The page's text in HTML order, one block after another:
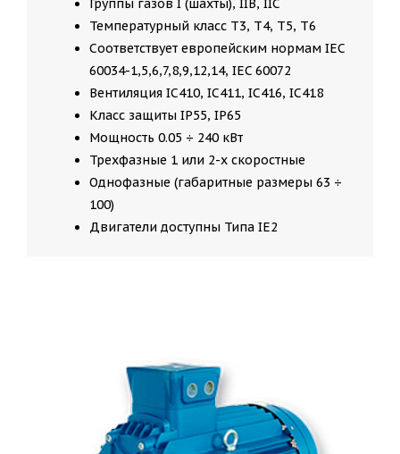
Группы газов I (шахты), IIB, IIC
Температурный класс T3, T4, T5, T6
Соответствует европейским нормам IEC
60034-1,5,6,7,8,9,12,14, IEC 60072
Вентиляция IC410, IC411, IC416, IC418
Класс защиты IP55, IP65
Мощность 0.05 ÷ 240 кВт
Трехфазные 1 или 2-х скоростные
Однофазные (габаритные размеры 63 ÷
100)
Двигатели доступны Типа IE2